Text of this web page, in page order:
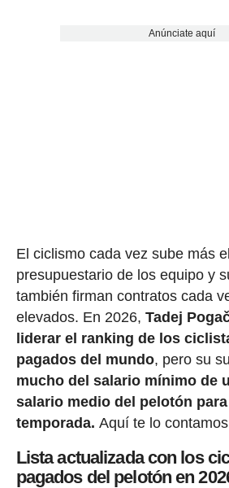
Anúnciate aquí
El ciclismo cada vez sube más
presupuestario de los equipo y
también firman contratos cada
elevados. En 2026, Tadej
liderar el ranking de los
pagados del mundo, pero su
mucho del salario mínimo de
salario medio del pelotón
temporada. Aquí te lo
Lista actualizada con los
pagados del pelotón en